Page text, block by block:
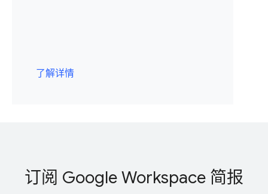
了解详情
订阅 Google Workspace 简报